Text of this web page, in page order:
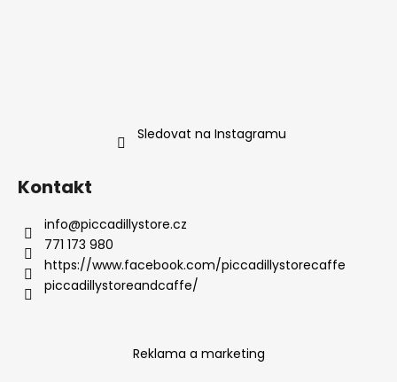
Sledovat na Instagramu
Kontakt
info@piccadillystore.cz
771 173 980
https://www.facebook.com/piccadillystorecaffe
piccadillystoreandcaffe/
Reklama a marketing